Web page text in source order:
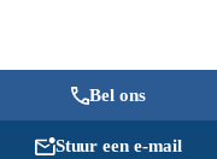
Bel ons
Stuur een e-mail